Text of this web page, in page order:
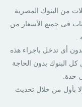
من البنوك المصرية
فى جميع الأسعار من
أى تدخل باجراء هذه
البنوك بدون الحاجة
حدة.
بأول من خلال تحديث